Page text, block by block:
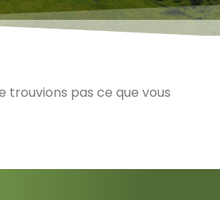
trouvions pas ce que vous